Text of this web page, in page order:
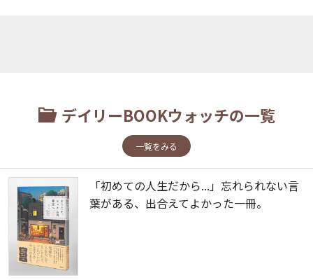
デイリーBOOKウォッチの一覧
一覧をみる
「初めての人生だから...」忘れられない言
葉がある、出合えてよかった一冊。